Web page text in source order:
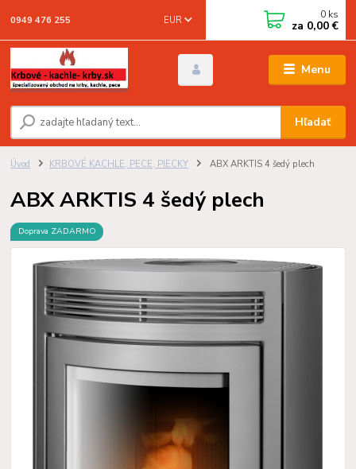
Menu
EUR
Hľadať
0949 476 255 0 ks
za 0,00 €
Úvod KRBOVÉ KACHLE, PECE, PIECKY ABX ARKTIS 4 šedý plech
ABX ARKTIS 4 šedý plech
Doprava ZADARMO